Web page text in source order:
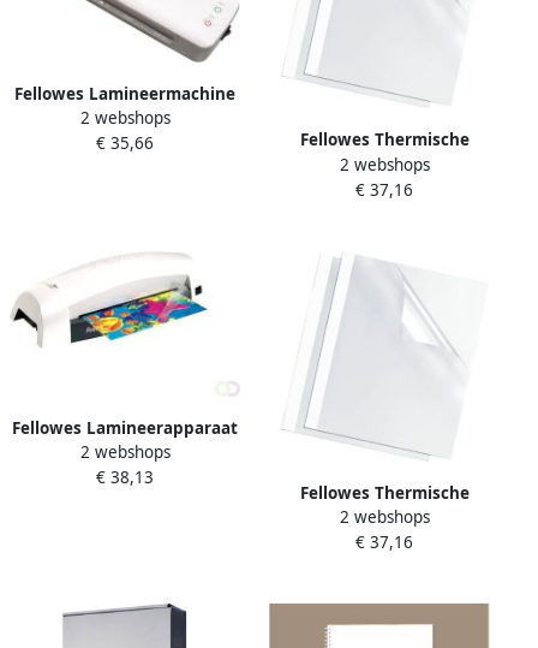
Fellowes Lamineermachine
Ion A4
2 webshops
€ 35,66
Fellowes Thermische
omslag A4 3mm wit 100
stuks
2 webshops
€ 37,16
Fellowes Lamineerapparaat
Lunar A4
2 webshops
€ 38,13
Fellowes Thermische
omslag A4 6mm wit 100
stuks
2 webshops
€ 37,16